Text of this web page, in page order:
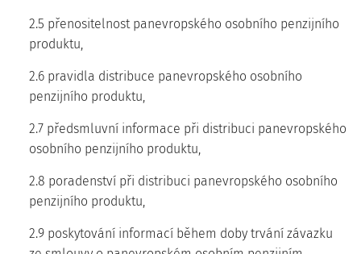
2.5 přenositelnost panevropského osobního penzijního
produktu,
2.6 pravidla distribuce panevropského osobního
penzijního produktu,
2.7 předsmluvní informace při distribuci panevropského
osobního penzijního produktu,
2.8 poradenství při distribuci panevropského osobního
penzijního produktu,
2.9 poskytování informací během doby trvání závazku